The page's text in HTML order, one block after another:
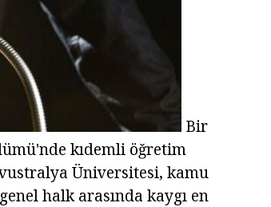
Bir
kıdemli öğretim
Üniversitesi, kamu
halk arasında kaygı en